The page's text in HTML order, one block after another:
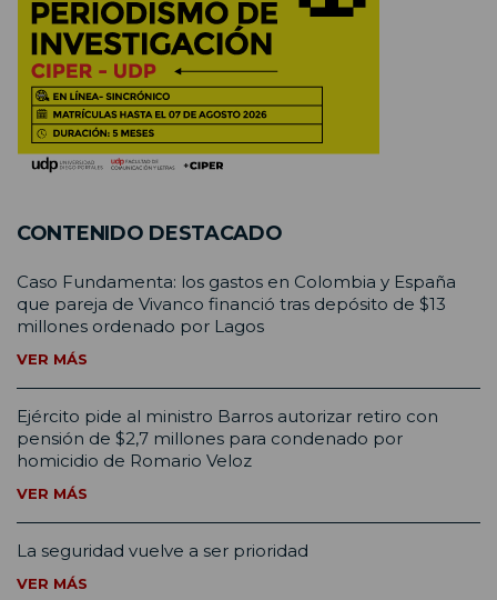
CONTENIDO DESTACADO
Caso Fundamenta: los gastos en Colombia y España
que pareja de Vivanco financió tras depósito de $13
millones ordenado por Lagos
VER MÁS
Ejército pide al ministro Barros autorizar retiro con
pensión de $2,7 millones para condenado por
homicidio de Romario Veloz
VER MÁS
La seguridad vuelve a ser prioridad
VER MÁS